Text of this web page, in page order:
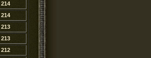
214
214
213
213
212